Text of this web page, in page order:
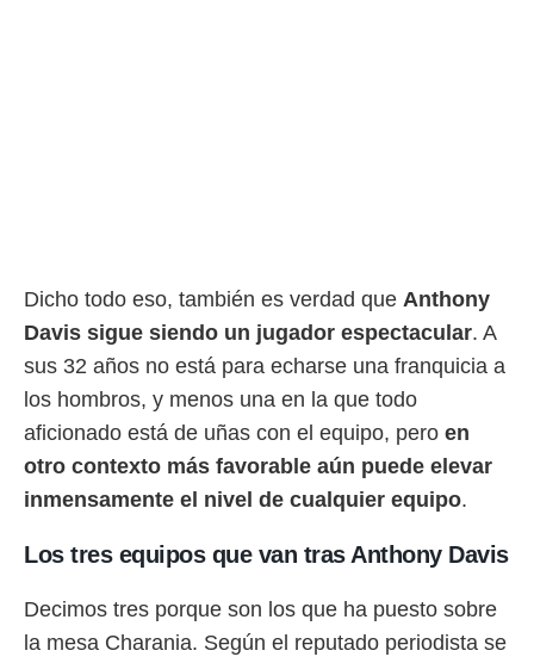
1199
Dicho todo eso, también es verdad que Anthony
Davis sigue siendo un jugador espectacular. A
sus 32 años no está para echarse una franquicia a
los hombros, y menos una en la que todo
aficionado está de uñas con el equipo, pero en
otro contexto más favorable aún puede elevar
inmensamente el nivel de cualquier equipo.
Los tres equipos que van tras Anthony Davis
Decimos tres porque son los que ha puesto sobre
la mesa Charania. Según el reputado periodista se